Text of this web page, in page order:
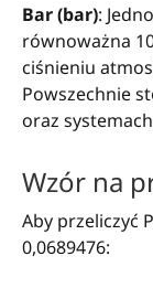
Bar (bar):
równoważna
ciśnieniu
Powszechnie
oraz
Wzór na
Aby przeliczyć
0,0689476: